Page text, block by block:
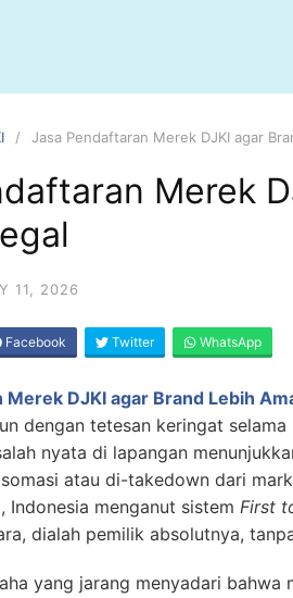
Jasa Pendaftaran Merek DJKI agar
Merek
11, 2026
Facebook Twitter WhatsApp
Merek DJKI agar Brand Lebih
dengan tetesan keringat
nyata di lapangan
atau di-takedown dari
Indonesia menganut sistem First
dialah pemilik absolutnya,
yang jarang menyadari